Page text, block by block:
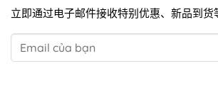
立即通过电子邮件接收特别优惠、新品到货